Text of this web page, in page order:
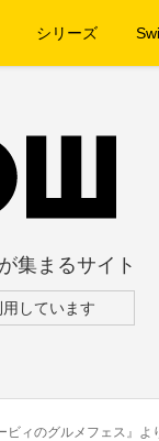
シリーズ
集まるサイト
しています
ビィのグルメフェス』